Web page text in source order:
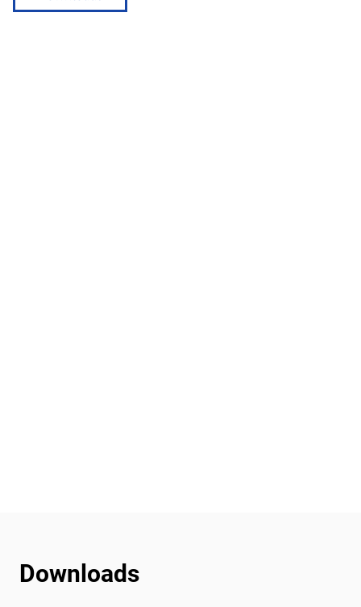
Downloads